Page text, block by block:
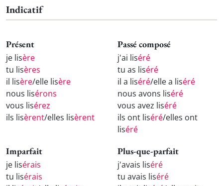
Indicatif
Présent
je lisère
tu lisères
il lisère/elle lisère
nous lisérons
vous lisérez
ils lisèrent/elles lisèrent
Passé composé
j'ai liséré
tu as liséré
il a liséré/elle a liséré
nous avons liséré
vous avez liséré
ils ont liséré/elles ont
liséré
Imparfait
je lisérais
tu lisérais
Plus-que-parfait
j'avais liséré
tu avais liséré